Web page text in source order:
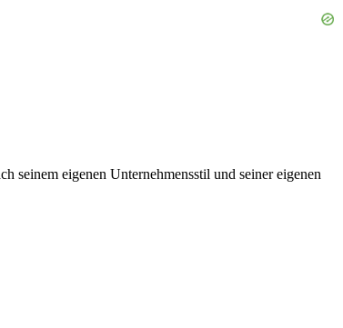
seinem eigenen Unternehmensstil und seiner eigenen